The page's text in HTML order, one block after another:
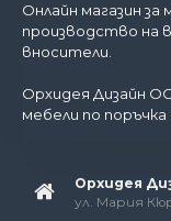
Онлайн магазин
производство на
вносители.
Орхидея Дизайн
мебели по поръчка
Орхидея
ул. Мария